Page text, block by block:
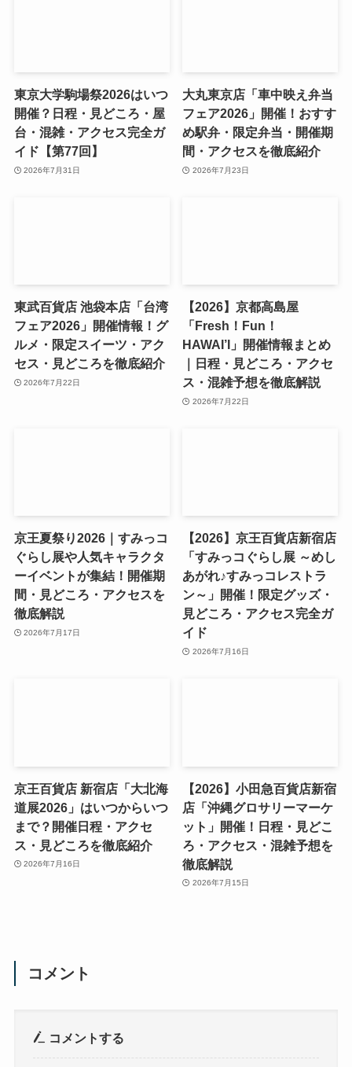
東京大学駒場祭2026はいつ
開催？日程・見どころ・屋
台・混雑・アクセス完全ガ
イド【第77回】
2026年7月31日
大丸東京店「車中映え弁当
フェア2026」開催！おすす
め駅弁・限定弁当・開催期
間・アクセスを徹底紹介
2026年7月23日
東武百貨店 池袋本店「台湾
フェア2026」開催情報！グ
ルメ・限定スイーツ・アク
セス・見どころを徹底紹介
2026年7月22日
【2026】京都高島屋
「Fresh！Fun！
HAWAI’I」開催情報まとめ
｜日程・見どころ・アクセ
ス・混雑予想を徹底解説
2026年7月22日
京王夏祭り2026｜すみっコ
ぐらし展や人気キャラクタ
ーイベントが集結！開催期
間・見どころ・アクセスを
徹底解説
2026年7月17日
【2026】京王百貨店新宿店
「すみっコぐらし展 ～めし
あがれ♪すみっコレストラ
ン～」開催！限定グッズ・
見どころ・アクセス完全ガ
イド
2026年7月16日
京王百貨店 新宿店「大北海
道展2026」はいつからいつ
まで？開催日程・アクセ
ス・見どころを徹底紹介
2026年7月16日
【2026】小田急百貨店新宿
店「沖縄グロサリーマーケ
ット」開催！日程・見どこ
ろ・アクセス・混雑予想を
徹底解説
2026年7月15日
コメント
コメントする